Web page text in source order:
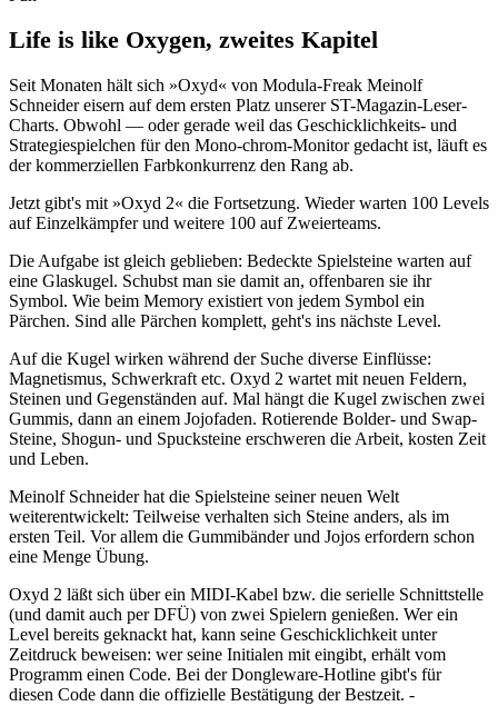
Life is like Oxygen, zweites Kapitel
Seit Monaten hält sich »Oxyd« von Modula-Freak Meinolf
Schneider eisern auf dem ersten Platz unserer ST-Magazin-Leser-
Charts. Obwohl — oder gerade weil das Geschicklichkeits- und
Strategiespielchen für den Mono-chrom-Monitor gedacht ist, läuft es
der kommerziellen Farbkonkurrenz den Rang ab.
Jetzt gibt's mit »Oxyd 2« die Fortsetzung. Wieder warten 100 Levels
auf Einzelkämpfer und weitere 100 auf Zweierteams.
Die Aufgabe ist gleich geblieben: Bedeckte Spielsteine warten auf
eine Glaskugel. Schubst man sie damit an, offenbaren sie ihr
Symbol. Wie beim Memory existiert von jedem Symbol ein
Pärchen. Sind alle Pärchen komplett, geht's ins nächste Level.
Auf die Kugel wirken während der Suche diverse Einflüsse:
Magnetismus, Schwerkraft etc. Oxyd 2 wartet mit neuen Feldern,
Steinen und Gegenständen auf. Mal hängt die Kugel zwischen zwei
Gummis, dann an einem Jojofaden. Rotierende Bolder- und Swap-
Steine, Shogun- und Spucksteine erschweren die Arbeit, kosten Zeit
und Leben.
Meinolf Schneider hat die Spielsteine seiner neuen Welt
weiterentwickelt: Teilweise verhalten sich Steine anders, als im
ersten Teil. Vor allem die Gummibänder und Jojos erfordern schon
eine Menge Übung.
Oxyd 2 läßt sich über ein MIDI-Kabel bzw. die serielle Schnittstelle
(und damit auch per DFÜ) von zwei Spielern genießen. Wer ein
Level bereits geknackt hat, kann seine Geschicklichkeit unter
Zeitdruck beweisen: wer seine Initialen mit eingibt, erhält vom
Programm einen Code. Bei der Dongleware-Hotline gibt's für
diesen Code dann die offizielle Bestätigung der Bestzeit. -